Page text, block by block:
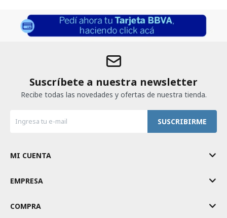
Suscríbete a nuestra newsletter
Recibe todas las novedades y ofertas de nuestra tienda.
SUSCRIBIRME
MI CUENTA
EMPRESA
COMPRA